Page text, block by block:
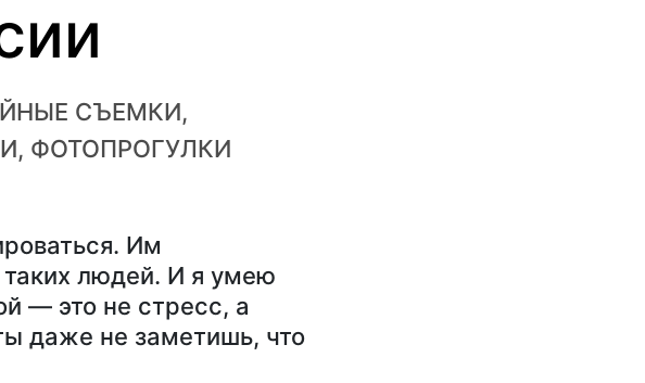
СЪЕМКИ,
ФОТОПРОГУЛКИ
Им
людей. И я умею
— это не стресс, а
даже не заметишь, что